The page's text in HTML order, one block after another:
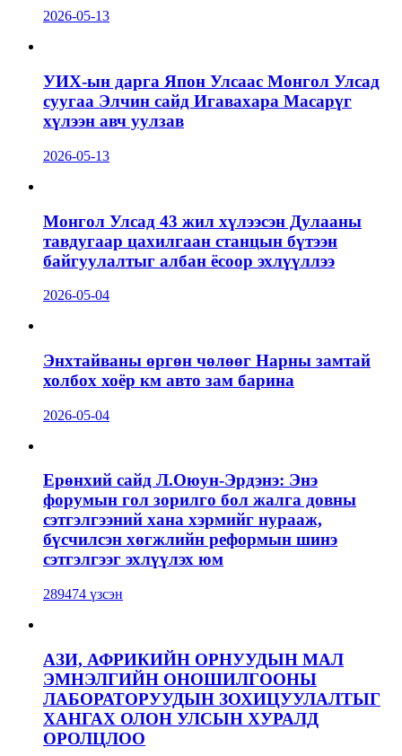
2026-05-13
УИХ-ын дарга Япон Улсаас Монгол Улсад
суугаа Элчин сайд Игавахара Масарүг
хүлээн авч уулзав
2026-05-13
Монгол Улсад 43 жил хүлээсэн Дулааны
тавдугаар цахилгаан станцын бүтээн
байгуулалтыг албан ёсоор эхлүүллээ
2026-05-04
Энхтайваны өргөн чөлөөг Нарны замтай
холбох хоёр км авто зам барина
2026-05-04
Ерөнхий сайд Л.Оюун-Эрдэнэ: Энэ
форумын гол зорилго бол жалга довны
сэтгэлгээний хана хэрмийг нурааж,
бүсчилсэн хөгжлийн реформын шинэ
сэтгэлгээг эхлүүлэх юм
289474 үзсэн
АЗИ, АФРИКИЙН ОРНУУДЫН МАЛ
ЭМНЭЛГИЙН ОНОШИЛГООНЫ
ЛАБОРАТОРУУДЫН ЗОХИЦУУЛАЛТЫГ
ХАНГАХ ОЛОН УЛСЫН ХУРАЛД
ОРОЛЦЛОО